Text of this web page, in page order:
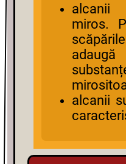
alcanii
miros.
alcanii